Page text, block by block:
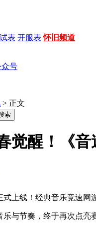
表 开服表 怀旧频道
众号
> 正文
觉醒！《
式上线！经典音乐竞速
与节奏，终于再次点亮